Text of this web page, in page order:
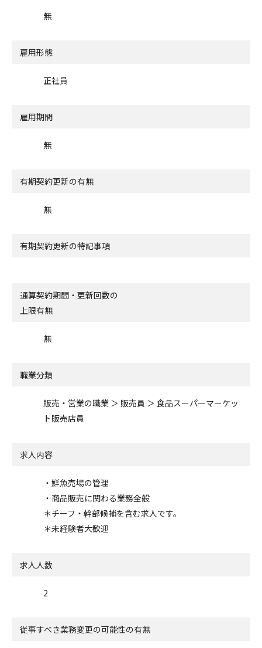
無
雇用形態
正社員
雇用期間
無
有期契約更新の有無
無
有期契約更新の特記事項
通算契約期間・更新回数の
上限有無
無
職業分類
販売・営業の職業 ＞ 販売員 ＞ 食品スーパーマーケッ
ト販売店員
求人内容
・鮮魚売場の管理
・商品販売に関わる業務全般
＊チーフ・幹部候補を含む求人です。
＊未経験者大歓迎
求人人数
2
従事すべき業務変更の可能性の有無